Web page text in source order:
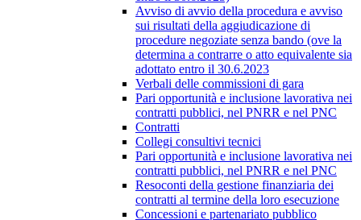
Avviso di avvio della procedura e avviso
sui risultati della aggiudicazione di
procedure negoziate senza bando (ove la
determina a contrarre o atto equivalente sia
adottato entro il 30.6.2023
Verbali delle commissioni di gara
Pari opportunità e inclusione lavorativa nei
contratti pubblici, nel PNRR e nel PNC
Contratti
Collegi consultivi tecnici
Pari opportunità e inclusione lavorativa nei
contratti pubblici, nel PNRR e nel PNC
Resoconti della gestione finanziaria dei
contratti al termine della loro esecuzione
Concessioni e partenariato pubblico